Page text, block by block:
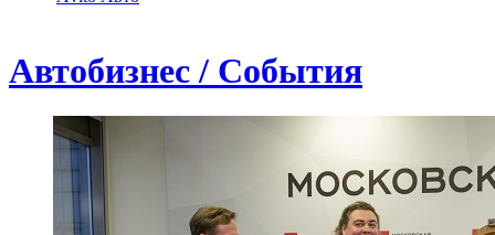
Автобизнес / События